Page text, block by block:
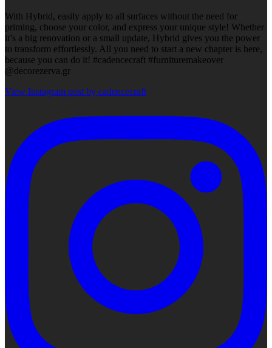
With Hybrid, easily apply to all surfaces without the need for
priming, choose your color, and express your unique style! Whether
it’s a big renovation or a small update, Hybrid gives you the power
to transform effortlessly. All you need to start a new chapter is here,
because you can do it! #cadencecraft #furnituremakeover
@decorezerva.gr
View Instagram post by cadencecraft